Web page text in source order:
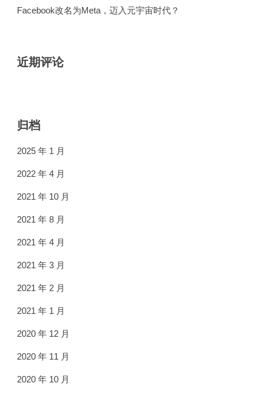
Facebook改名为Meta，迈入元宇宙时代？
近期评论
归档
2025 年 1 月
2022 年 4 月
2021 年 10 月
2021 年 8 月
2021 年 4 月
2021 年 3 月
2021 年 2 月
2021 年 1 月
2020 年 12 月
2020 年 11 月
2020 年 10 月